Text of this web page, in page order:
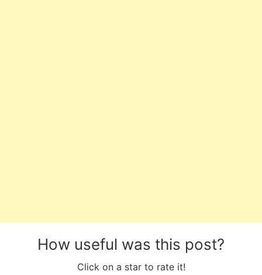
How useful was this post?
Click on a star to rate it!